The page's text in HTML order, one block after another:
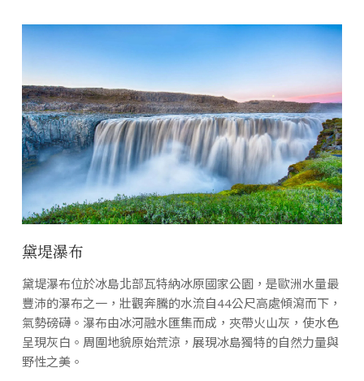
黛堤瀑布
黛堤瀑布位於冰島北部瓦特納冰原國家公園，是歐洲水量最
豐沛的瀑布之一，壯觀奔騰的水流自44公尺高處傾瀉而下，
氣勢磅礴。瀑布由冰河融水匯集而成，夾帶火山灰，使水色
呈現灰白。周圍地貌原始荒涼，展現冰島獨特的自然力量與
野性之美。